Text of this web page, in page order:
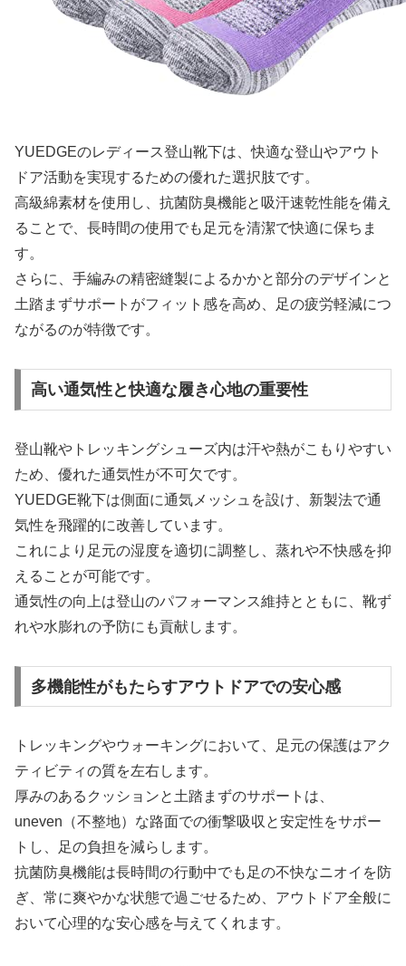
YUEDGEのレディース登山靴下は、快適な登山やアウト
ドア活動を実現するための優れた選択肢です。
高級綿素材を使用し、抗菌防臭機能と吸汗速乾性能を備え
ることで、長時間の使用でも足元を清潔で快適に保ちま
す。
さらに、手編みの精密縫製によるかかと部分のデザインと
土踏まずサポートがフィット感を高め、足の疲労軽減につ
ながるのが特徴です。
高い通気性と快適な履き心地の重要性
登山靴やトレッキングシューズ内は汗や熱がこもりやすい
ため、優れた通気性が不可欠です。
YUEDGE靴下は側面に通気メッシュを設け、新製法で通
気性を飛躍的に改善しています。
これにより足元の湿度を適切に調整し、蒸れや不快感を抑
えることが可能です。
通気性の向上は登山のパフォーマンス維持とともに、靴ず
れや水膨れの予防にも貢献します。
多機能性がもたらすアウトドアでの安心感
トレッキングやウォーキングにおいて、足元の保護はアク
ティビティの質を左右します。
厚みのあるクッションと土踏まずのサポートは、
uneven（不整地）な路面での衝撃吸収と安定性をサポー
トし、足の負担を減らします。
抗菌防臭機能は長時間の行動中でも足の不快なニオイを防
ぎ、常に爽やかな状態で過ごせるため、アウトドア全般に
おいて心理的な安心感を与えてくれます。